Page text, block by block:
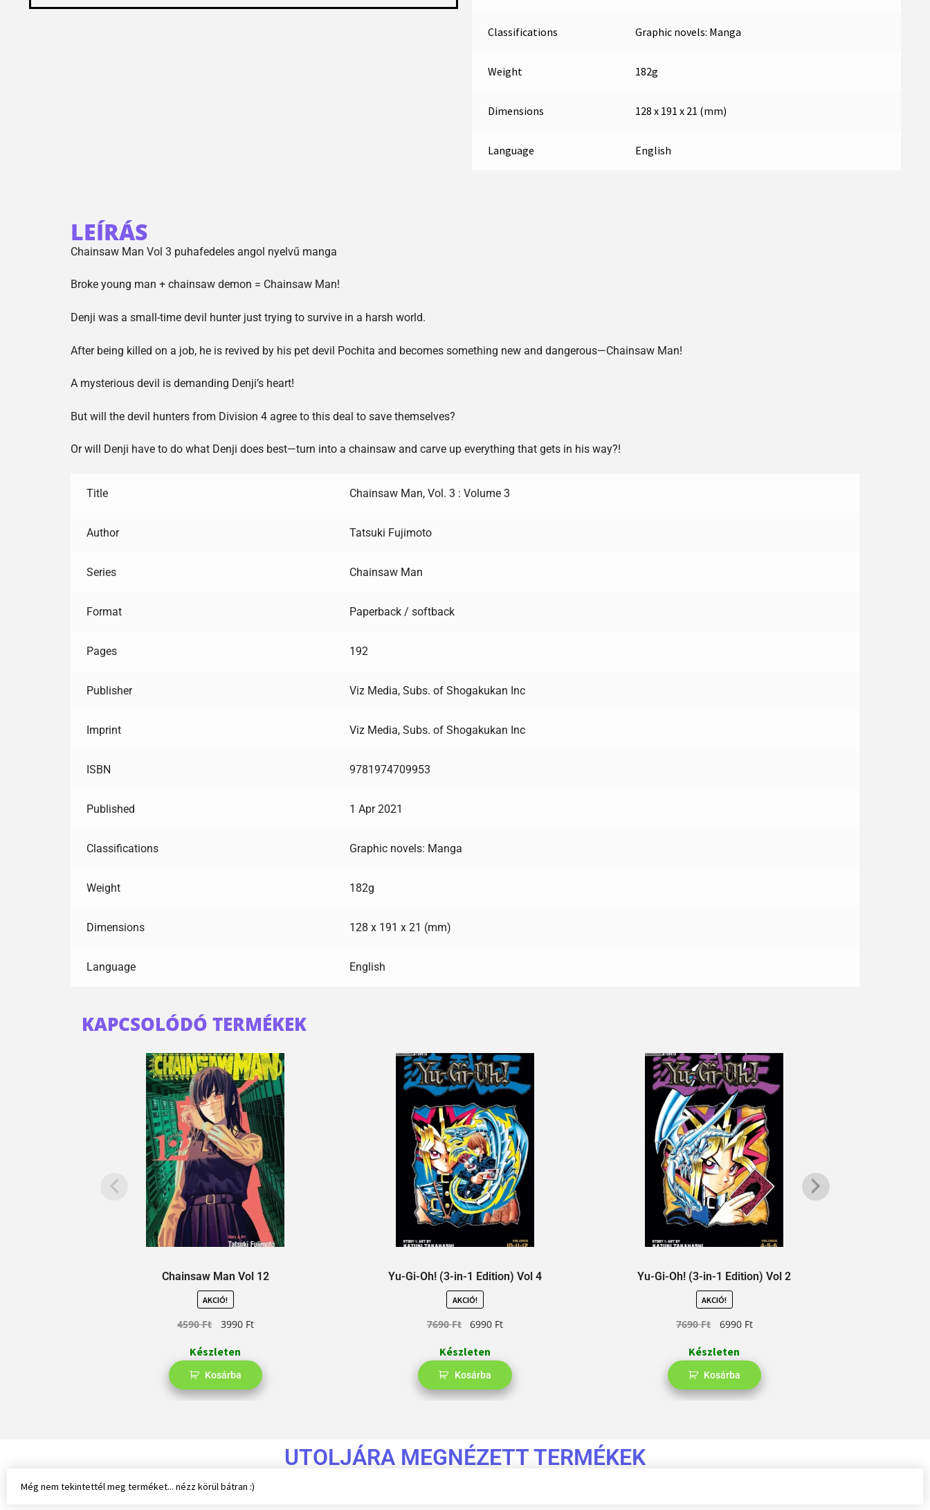
Classifications Graphic novels: Manga
Weight 182g
Dimensions 128 x 191 x 21 (mm)
Language English
LEÍRÁS
Chainsaw Man Vol 3 puhafedeles angol nyelvű manga
Broke young man + chainsaw demon = Chainsaw Man!
Denji was a small-time devil hunter just trying to survive in a harsh world.
After being killed on a job, he is revived by his pet devil Pochita and becomes something new and dangerous—Chainsaw Man!
A mysterious devil is demanding Denji’s heart!
But will the devil hunters from Division 4 agree to this deal to save themselves?
Or will Denji have to do what Denji does best—turn into a chainsaw and carve up everything that gets in his way?!
Title Chainsaw Man, Vol. 3 : Volume 3
Author Tatsuki Fujimoto
Series Chainsaw Man
Format Paperback / softback
Pages 192
Publisher Viz Media, Subs. of Shogakukan Inc
Imprint Viz Media, Subs. of Shogakukan Inc
ISBN 9781974709953
Published 1 Apr 2021
Classifications Graphic novels: Manga
Weight 182g
Dimensions 128 x 191 x 21 (mm)
Language English
KAPCSOLÓDÓ TERMÉKEK
Chainsaw Man Vol 12
AKCIÓ!
4590Ft 3990 Ft
Készleten
Kosárba
Yu-Gi-Oh! (3-in-1 Edition) Vol 4
AKCIÓ!
7690Ft 6990 Ft
Készleten
Kosárba
Yu-Gi-Oh! (3-in-1 Edition) Vol 2
AKCIÓ!
7690Ft 6990 Ft
Készleten
Kosárba
UTOLJÁRA MEGNÉZETT TERMÉKEK
Még nem tekintettél meg terméket... nézz körül bátran :)